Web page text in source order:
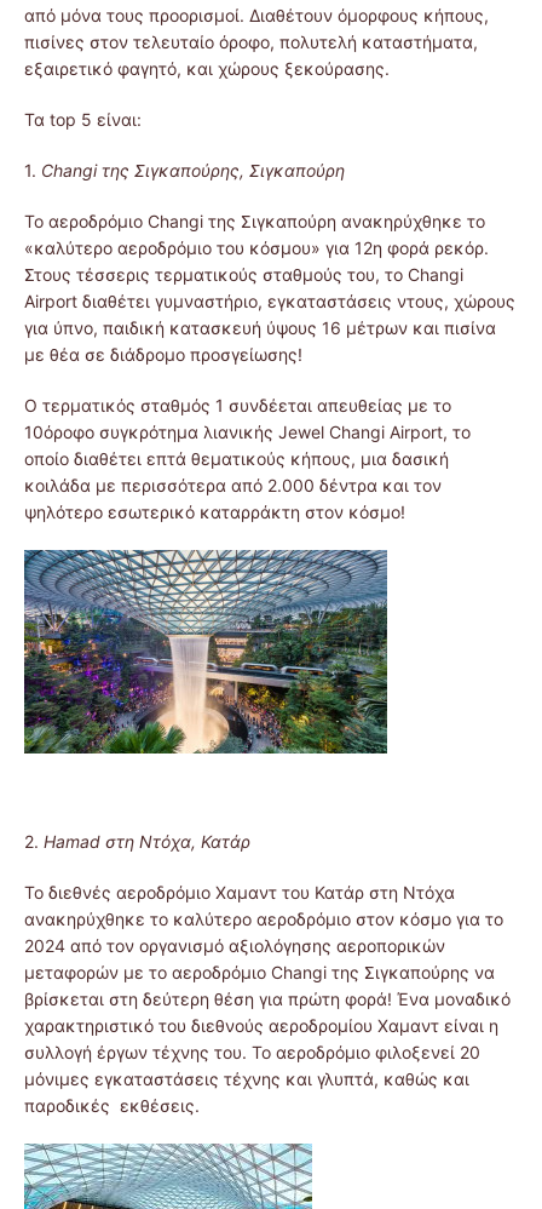
από μόνα τους προορισμοί. Διαθέτουν όμορφους κήπους,
πισίνες στον τελευταίο όροφο, πολυτελή καταστήματα,
εξαιρετικό φαγητό, και χώρους ξεκούρασης.
Τα top 5 είναι:
1. Changi της Σιγκαπούρης, Σιγκαπούρη
Το αεροδρόμιο Changi της Σιγκαπούρη ανακηρύχθηκε το
«καλύτερο αεροδρόμιο του κόσμου» για 12η φορά ρεκόρ.
Στους τέσσερις τερματικούς σταθμούς του, το Changi
Airport διαθέτει γυμναστήριο, εγκαταστάσεις ντους, χώρους
για ύπνο, παιδική κατασκευή ύψους 16 μέτρων και πισίνα
με θέα σε διάδρομο προσγείωσης!
Ο τερματικός σταθμός 1 συνδέεται απευθείας με το
10όροφο συγκρότημα λιανικής Jewel Changi Airport, το
οποίο διαθέτει επτά θεματικούς κήπους, μια δασική
κοιλάδα με περισσότερα από 2.000 δέντρα και τον
ψηλότερο εσωτερικό καταρράκτη στον κόσμο!
2. Hamad στη Ντόχα, Κατάρ
Το διεθνές αεροδρόμιο Χαμαντ του Κατάρ στη Ντόχα
ανακηρύχθηκε το καλύτερο αεροδρόμιο στον κόσμο για το
2024 από τον οργανισμό αξιολόγησης αεροπορικών
μεταφορών με το αεροδρόμιο Changi της Σιγκαπούρης να
βρίσκεται στη δεύτερη θέση για πρώτη φορά! Ένα μοναδικό
χαρακτηριστικό του διεθνούς αεροδρομίου Χαμαντ είναι η
συλλογή έργων τέχνης του. Το αεροδρόμιο φιλοξενεί 20
μόνιμες εγκαταστάσεις τέχνης και γλυπτά, καθώς και
παροδικές εκθέσεις.